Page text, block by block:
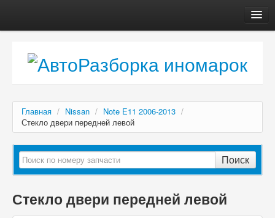
Автосервис
Как купить
Главная / Nissan / Note E11 2006-2013 /
Стекло двери передней левой
Поиск
Стекло двери передней левой